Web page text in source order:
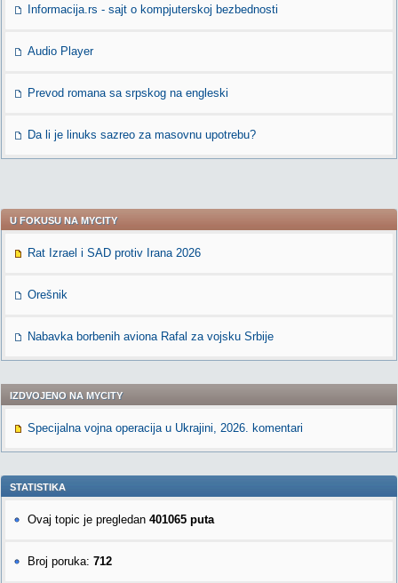
Informacija.rs - sajt o kompjuterskoj bezbednosti
Audio Player
Prevod romana sa srpskog na engleski
Da li je linuks sazreo za masovnu upotrebu?
U FOKUSU NA MYCITY
Rat Izrael i SAD protiv Irana 2026
Orešnik
Nabavka borbenih aviona Rafal za vojsku Srbije
IZDVOJENO NA MYCITY
Specijalna vojna operacija u Ukrajini, 2026. komentari
STATISTIKA
Ovaj topic je pregledan 401065 puta
Broj poruka: 712